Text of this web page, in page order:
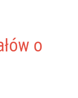
o